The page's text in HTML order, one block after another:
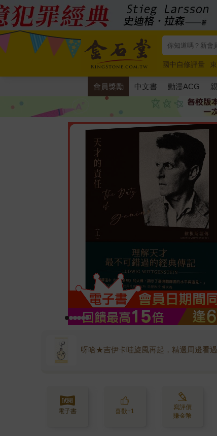
國中自修評量
唯紅花綻放
奧
會員獎勵 中文書 動漫ACG
呀哈★吉伊卡哇旋風再起，精選周邊看
電子書 喜歡+1
寫評價
賺金幣